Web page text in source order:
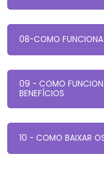
08-COMO FUNCIONA
09 - COMO
BENEFÍCIOS
10 - COMO BAIXAR